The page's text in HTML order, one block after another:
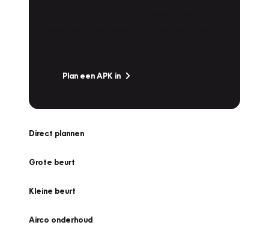
Plan een APK in
Direct plannen
Grote beurt
Kleine beurt
Airco onderhoud